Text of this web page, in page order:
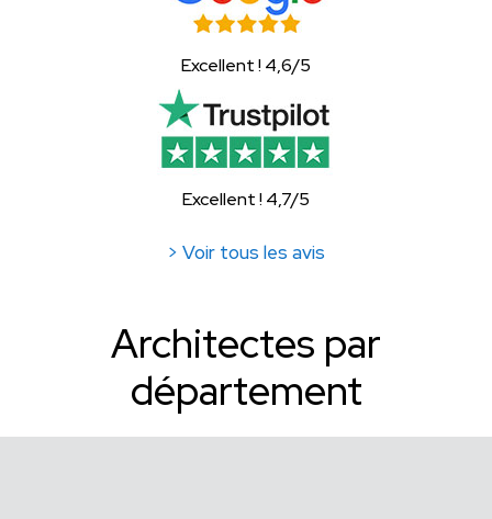
Excellent ! 4,6/5
Excellent ! 4,7/5
> Voir tous les avis
Architectes par
département